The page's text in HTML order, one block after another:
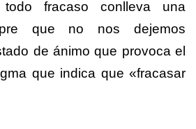
fracaso conlleva una
que no nos dejemos
de ánimo que provoca el
que indica que «fracasar